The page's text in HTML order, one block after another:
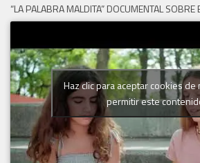
“LA PALABRA MALDITA” DOCUMENTAL SOBRE
Haz clic para aceptar cookies de
permitir este